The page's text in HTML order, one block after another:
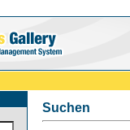
Suchen